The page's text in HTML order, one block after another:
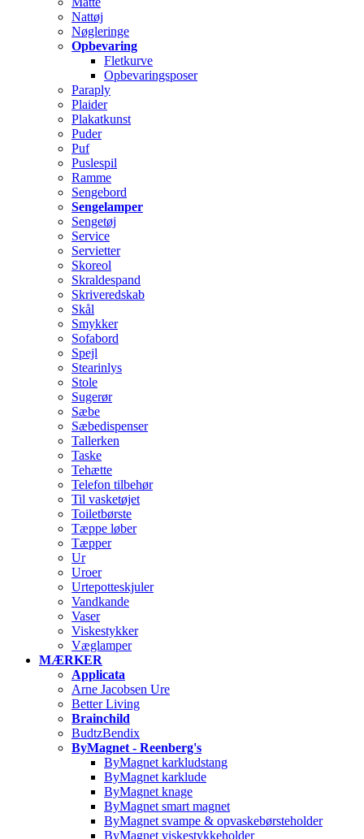
Nattøj
Nøgleringe
Opbevaring
Fletkurve
Opbevaringsposer
Paraply
Plaider
Plakatkunst
Puder
Puf
Puslespil
Ramme
Sengebord
Sengelamper
Sengetøj
Service
Servietter
Skoreol
Skraldespand
Skriveredskab
Skål
Smykker
Sofabord
Spejl
Stearinlys
Stole
Sugerør
Sæbe
Sæbedispenser
Tallerken
Taske
Tehætte
Telefon tilbehør
Til vasketøjet
Toiletbørste
Tæppe løber
Tæpper
Ur
Uroer
Urtepotteskjuler
Vandkande
Vaser
Viskestykker
Væglamper
MÆRKER
Applicata
Arne Jacobsen Ure
Better Living
Brainchild
BudtzBendix
ByMagnet - Reenberg's
ByMagnet karkludstang
ByMagnet karklude
ByMagnet knage
ByMagnet smart magnet
ByMagnet svampe & opvaskebørsteholder
ByMagnet viskestykkeholder